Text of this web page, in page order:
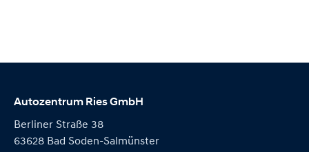
Autozentrum Ries GmbH
Berliner Straße 38
63628 Bad Soden-Salmünster